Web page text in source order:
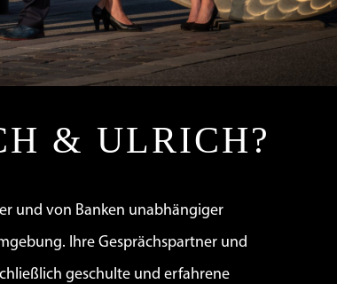
& ULRICH?
und von Banken unabhängiger
Ihre Gesprächspartner und
geschulte und erfahrene